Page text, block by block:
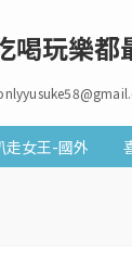
喝玩樂都
走女王-國外